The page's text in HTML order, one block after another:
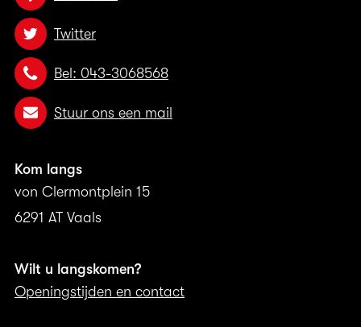
Twitter
Bel: 043-3068568
Stuur ons een mail
Kom langs
von Clermontplein 15
6291 AT Vaals
Wilt u langskomen?
Openingstijden en contact